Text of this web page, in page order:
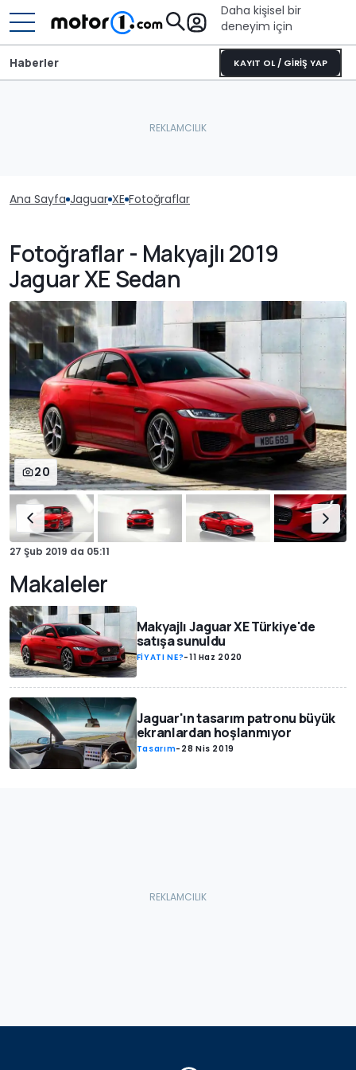
Daha kişisel bir
deneyim için
KAYIT OL / GİRİŞ YAP
Haberler
Ana Sayfa Jaguar XE Fotoğraflar
Fotoğraflar - Makyajlı 2019
Jaguar XE Sedan
20
27 Şub 2019 da 05:11
Makaleler
Makyajlı Jaguar XE Türkiye'de
satışa sunuldu
FİYATI NE?-11 Haz 2020
Jaguar'ın tasarım patronu büyük
ekranlardan hoşlanmıyor
Tasarım- 28 Nis 2019